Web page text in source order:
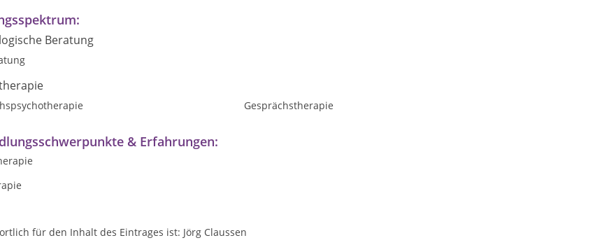
Beratung
Gesprächstherapie
& Erfahrungen:
für den Inhalt des Eintrages ist: Jörg Claussen